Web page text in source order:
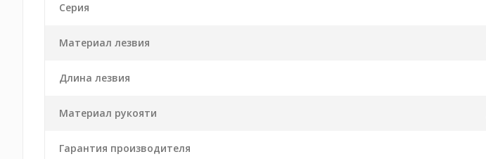
Серия
Материал лезвия
Длина лезвия
Материал рукояти
Гарантия производителя